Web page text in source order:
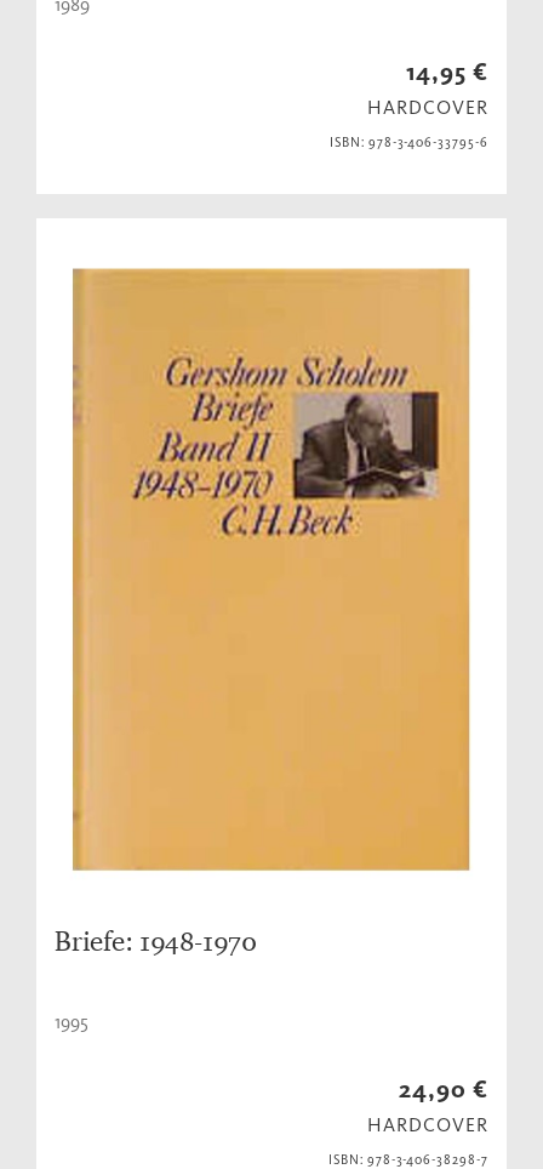
14,95 €
HARDCOVER
ISBN: 978-3-406-33795-6
Briefe: 1948-1970
1995
24,90 €
HARDCOVER
ISBN: 978-3-406-38298-7